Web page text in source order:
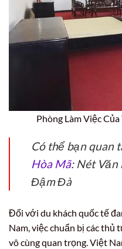
Phòng Làm Việc
Có thể bạn quan
Hòa Mã: Nét Văn
Đậm Đà
Đối với du khách quốc tế
Nam, việc chuẩn bị các thủ
vô cùng quan trọng. Việt